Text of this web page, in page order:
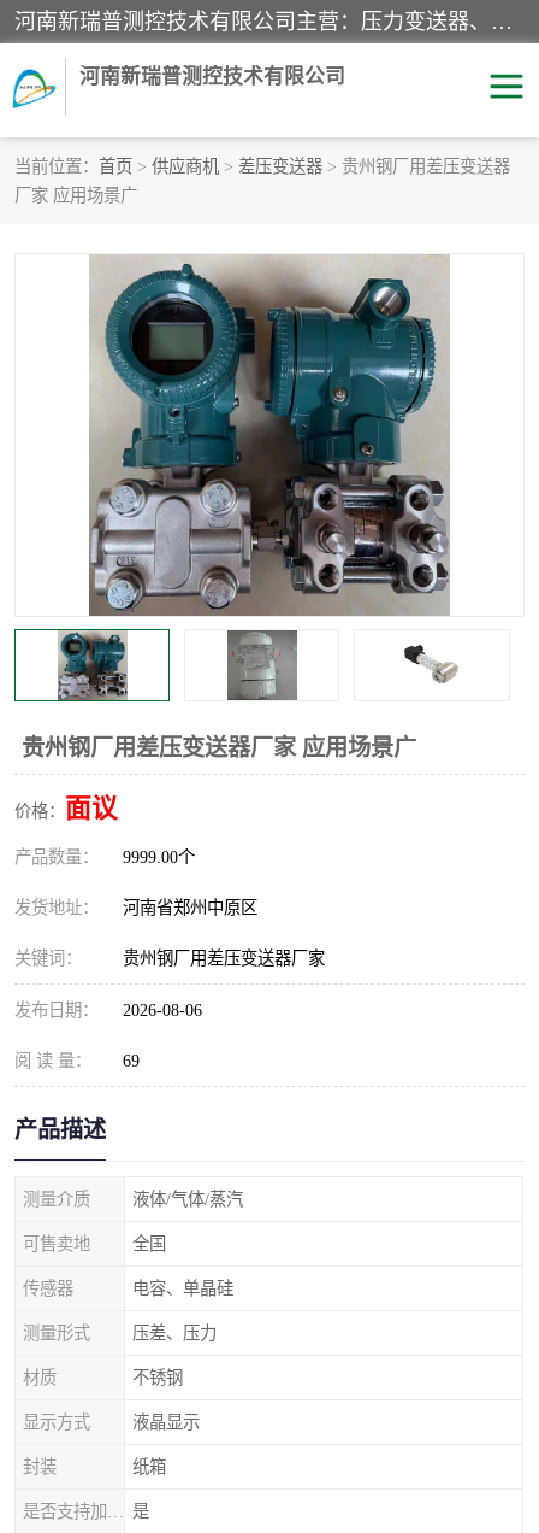
河南新瑞普测控技术有限公司主营：压力变送器、液位变送器、差压变送器、雷达料位计、电容物位计、温度显示控制仪表、电量变送器、流量计、工业自动化系统成套设备。
河南新瑞普测控技术有限公司
当前位置： 首页 > 供应商机 > 差压变送器 > 贵州钢厂用差压变送器
厂家 应用场景广
贵州钢厂用差压变送器厂家 应用场景广
价格： 面议
产品数量： 9999.00个
发货地址： 河南省郑州中原区
关键词： 贵州钢厂用差压变送器厂家
发布日期： 2026-08-06
阅 读 量： 69
产品描述
测量介质 液体/气体/蒸汽
可售卖地 全国
传感器 电容、单晶硅
测量形式 压差、压力
材质 不锈钢
显示方式 液晶显示
封装 纸箱
是
霍尼韦尔压力变送器
1151/3351产品分类 精巧型压力变送器
液位变送器 雷达料位计
标准型工业压力变送器 罐旁显示仪
差压变送器 温度传感器变送器
压力变送器 电容物位计
温度显示控制仪表 电量变送器
流量计 工业自动化系统成套设备